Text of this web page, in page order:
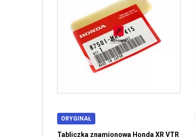
ORYGINAŁ
Tabliczka znamionowa Honda XR VTR